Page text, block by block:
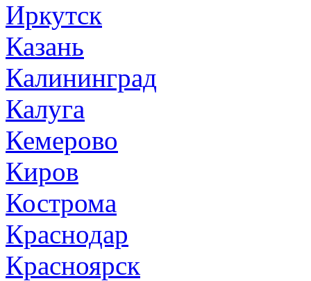
Иркутск
Казань
Калининград
Калуга
Кемерово
Киров
Кострома
Краснодар
Красноярск